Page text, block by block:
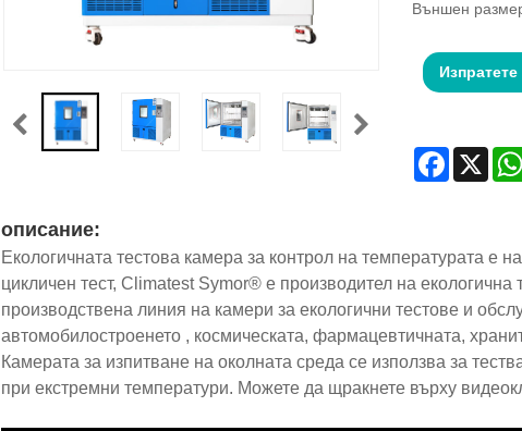
Външен
Facebook
X
описание:
Екологичната тестова камера за контрол на температурата е
цикличен тест, Climatest Symor® е производител на
производствена линия на камери за екологични тестове и
автомобилостроенето , космическата, фармацевтичната,
Камерата за изпитване на околната среда се използва за
при екстремни температури. Можете да щракнете върху